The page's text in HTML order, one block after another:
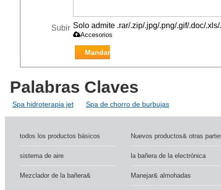
Subir Solo admite .rar/.zip/.jpg/.png/.gif/.doc/
Accesorios
Mandar
Palabras Claves
Spa hidroterapia jet Spa de chorro de burbujas
todos los productos básicos Nuevos productos& otras
sistema de aire la bañera de la electrónica
Mezclador de la bañera& Manejar& almohadas